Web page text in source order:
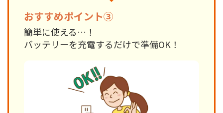
おすすめポイント③
簡単に使える…！
バッテリーを充電するだけで準備OK！